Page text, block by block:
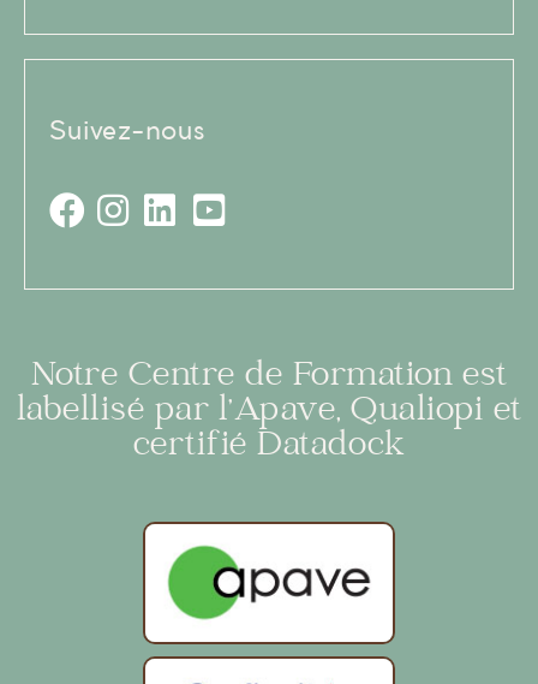
Suivez-nous
Notre Centre de Formation est
labellisé par l’Apave, Qualiopi et
certifié Datadock